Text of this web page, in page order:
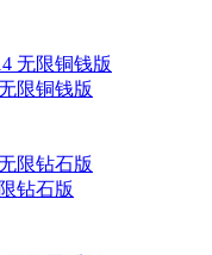
限铜钱版
钻石版